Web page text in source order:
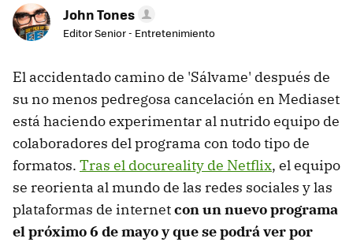
John Tones
Editor Senior - Entretenimiento
El accidentado camino de 'Sálvame' después de
su no menos pedregosa cancelación en Mediaset
está haciendo experimentar al nutrido equipo de
colaboradores del programa con todo tipo de
formatos. Tras el docureality de Netflix, el equipo
se reorienta al mundo de las redes sociales y las
plataformas de internetcon un nuevo programa
el próximo 6 de mayo y que se podrá ver por